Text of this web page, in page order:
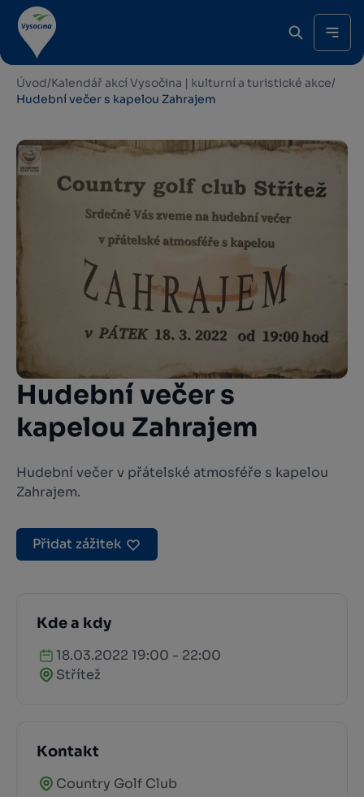
Úvod/Kalendář akcí Vysočina | kulturní a turistické akce/
Hudební večer s kapelou Zahrajem
Hudební večer s
kapelou Zahrajem
Hudební večer v přátelské atmosféře s kapelou
Zahrajem.
Přidat zážitek
Kde a kdy
18.03.2022 19:00 - 22:00
Střítež
Kontakt
Country Golf Club